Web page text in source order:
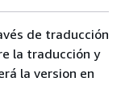
de traducción
la traducción y
la version en